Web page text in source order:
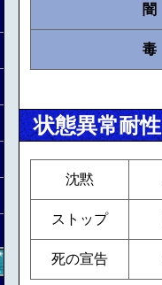
闇
毒
状態異常耐性
沈黙
ストップ
死の宣告